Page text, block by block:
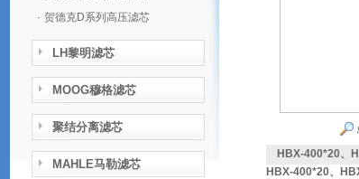
· 贺德克D系列高压滤芯
LH黎明滤芯
MOOG穆格滤芯
聚结分离滤芯
MAHLE马勒滤芯
HBX-400*20、
HBX-400*20、